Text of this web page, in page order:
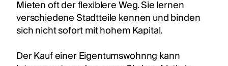
Mieten oft der flexiblere Weg. Sie lernen
verschiedene Stadtteile kennen und binden
sich nicht sofort mit hohem Kapital.
Der Kauf einerEigentumswohnngkann